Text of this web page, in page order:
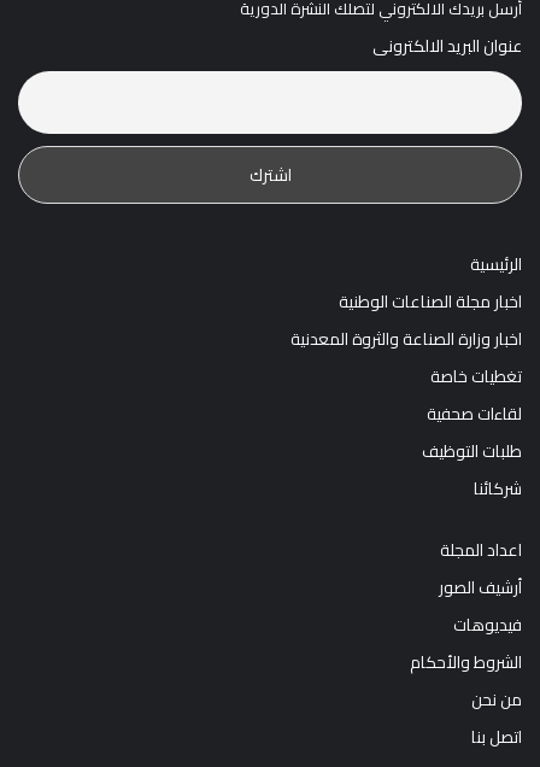
أرسل بريدك الالكتروني لتصلك النشرة الدورية
عنوان البريد الالكترونى
الرئيسية
اخبار مجلة الصناعات الوطنية
اخبار وزارة الصناعة والثروة المعدنية
تغطيات خاصة
لقاءات صحفية
طلبات التوظيف
شركائنا
اعداد المجلة
أرشيف الصور
فيديوهات
الشروط والأحكام
من نحن
اتصل بنا